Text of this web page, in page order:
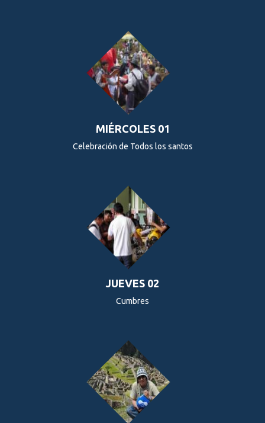
MIÉRCOLES 01
Celebración de Todos los santos
JUEVES 02
Cumbres